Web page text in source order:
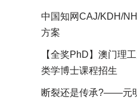
中国知网CAJ/KDH/
方案
【全奖PhD】澳门理
类学博士课程招生
断裂还是传承?——元